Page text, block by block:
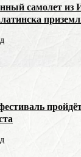
самолет из